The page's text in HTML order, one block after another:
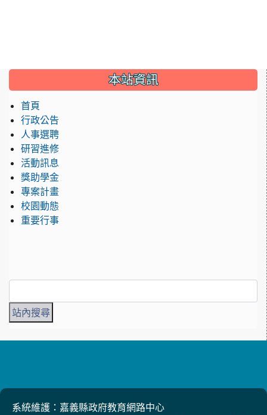
::: 本站資訊
首頁
行政公告
人事選聘
研習進修
活動訊息
獎助學金
專案計畫
校園動態
重要行事
系統維護：嘉義縣政府教育網路中心